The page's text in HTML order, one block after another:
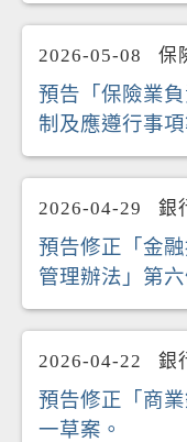
2026-05-08 保
預告「保險業
制及應遵行事項
2026-04-29 銀
預告修正「金
管理辦法」第
2026-04-22 銀
預告修正「商
一草案。